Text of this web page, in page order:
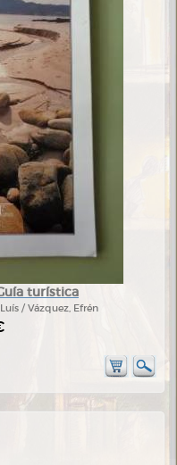
turística
/ Vázquez, Efrén